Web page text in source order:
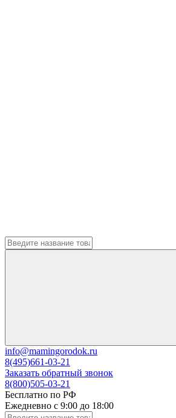
info@mamingorodok.ru
8(495)661-03-21
Заказать обратный звонок
8(800)505-03-21
Бесплатно по РФ
Ежедневно с 9:00 до 18:00